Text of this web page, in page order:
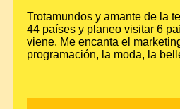
Trotamundos y amante de la
44 países y planeo visitar 6
viene. Me encanta el
programación, la moda, la